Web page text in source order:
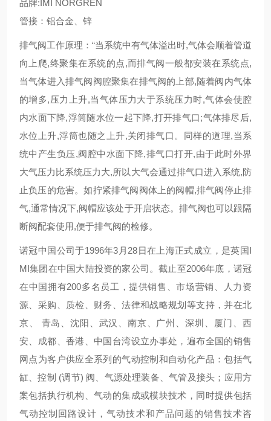
品牌:IMI NORGREN
管接：铝合金、锌
排气阀工作原理：“当系统中有气体溢出时,气体会顺着管道
向上爬,终聚集在系统的点,而排气阀一般都安装在系统点,
当气体进入排气阀阀腔聚集在排气阀的上部,随着阀内气体
的增多,压力上升,当气体压力大于系统压力时,气体会使腔
内水面下降,浮筒随水位一起下降,打开排气口;气体排尽后,
水位上升,浮筒也随之上升,关闭排气口。同样的道理,当系
统中产生负压,阀腔中水面下降,排气口打开,由于此时外界
大气压力比系统压力大,所以大气会通过排气口进入系统,防
止负压的危害。如拧紧排气阀阀体上的阀帽,排气阀停止排
气,通常情况下,阀帽应该处于开启状态。排气阀也可以跟隔
断阀配套使用,便于排气阀的检修。
诺冠中国公司于1996年3月28日在上海正式成立，是英国I
MI集团在中国大陆投资的家公司。截止至2006年底，诺冠
在中国拥有200多名员工，提供销售、市场营销、人力资
源、采购、质检、财务、法律和战略规划等支持，并在北
京、 青岛、沈阳、武汉、南京、广州、深圳、厦门、西
安、成都、香港、中国台湾设立办事处，遍布全国的销售
网点为客户供应全系列的气动控制和自动化产品：包括气
缸、控制 (调节) 阀、气源处理装备、气管及接头；应用方
案包括执行机构、气动的集成或模块技术，同时提供包括
气动控制回路设计，气动技术和产品问题的销售技术咨